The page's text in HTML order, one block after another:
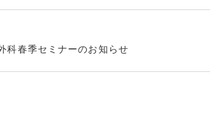
春季セミナーのお知らせ